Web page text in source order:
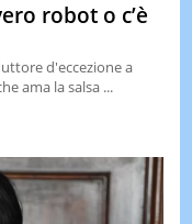
robot o c’è
d'eccezione a
ama la salsa ...